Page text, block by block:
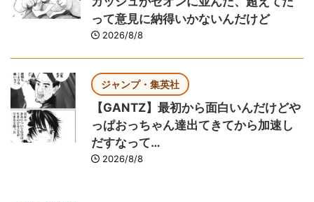
って意見に納得いかないんだけど
2026/8/8
ジャンプ・集英社
【GANTZ】最初から面白いんだけどや
っぱおっちゃん達出てきてから加速し
だすなって…
2026/8/8